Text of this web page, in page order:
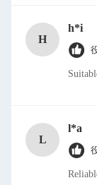
H
h*i
L
l*a